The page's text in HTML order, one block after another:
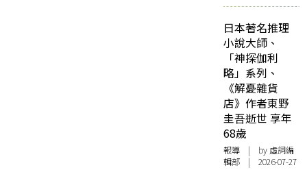
日本著名推理
小說大師、
「神探伽利
略」系列、
《解憂雜貨
店》作者東野
圭吾逝世 享年
68歲
報導 | by 虛詞編
輯部 | 2026-07-27